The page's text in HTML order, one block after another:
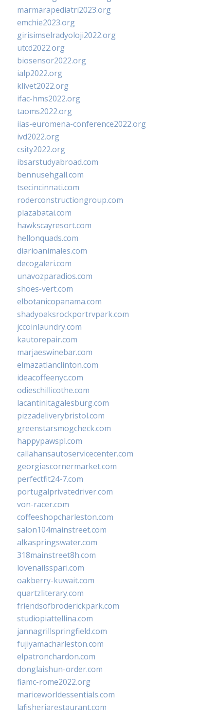
marmarapediatri2023.org
emchie2023.org
girisimselradyoloji2022.org
utcd2022.org
biosensor2022.org
ialp2022.org
klivet2022.org
ifac-hms2022.org
taoms2022.org
iias-euromena-conference2022.org
ivd2022.org
csity2022.org
ibsarstudyabroad.com
bennusehgall.com
tsecincinnati.com
roderconstructiongroup.com
plazabatai.com
hawkscayresort.com
hellonquads.com
diarioanimales.com
decogaleri.com
unavozparadios.com
shoes-vert.com
elbotanicopanama.com
shadyoaksrockportrvpark.com
jccoinlaundry.com
kautorepair.com
marjaeswinebar.com
elmazatlanclinton.com
ideacoffeenyc.com
odieschillicothe.com
lacantinitagalesburg.com
pizzadeliverybristol.com
greenstarsmogcheck.com
happypawspl.com
callahansautoservicecenter.com
georgiascornermarket.com
perfectfit24-7.com
portugalprivatedriver.com
von-racer.com
coffeeshopcharleston.com
salon104mainstreet.com
alkaspringswater.com
318mainstreet8h.com
lovenailsspari.com
oakberry-kuwait.com
quartzliterary.com
friendsofbroderickpark.com
studiopiattellina.com
jannagrillspringfield.com
fujiyamacharleston.com
elpatronchardon.com
donglaishun-order.com
fiamc-rome2022.org
mariceworldessentials.com
lafisheriarestaurant.com